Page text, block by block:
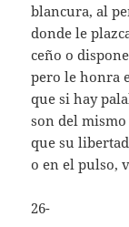
blancura, al
donde le
ceño o
pero le honra
que si hay
son del mismo
que su
o en el pulso,
26-